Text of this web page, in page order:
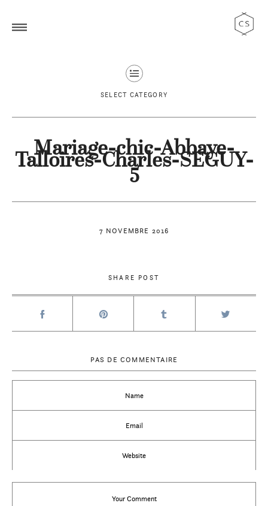
SELECT CATEGORY
7 NOVEMBRE 2016
Mariage-chic-Abbaye-
Talloires-Charles-SEGUY-
5
SHARE POST
PAS DE COMMENTAIRE